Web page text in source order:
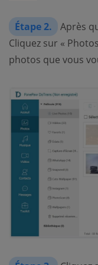
Étape 2.
Après
Cliquez sur «
photos que vous